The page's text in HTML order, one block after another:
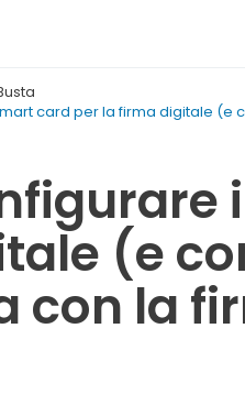
card per la firma digitale
(e
con la